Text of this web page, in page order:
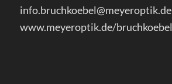
info.bruchkoebel@meyeroptik.de
www.meyeroptik.de/bruchkoebel